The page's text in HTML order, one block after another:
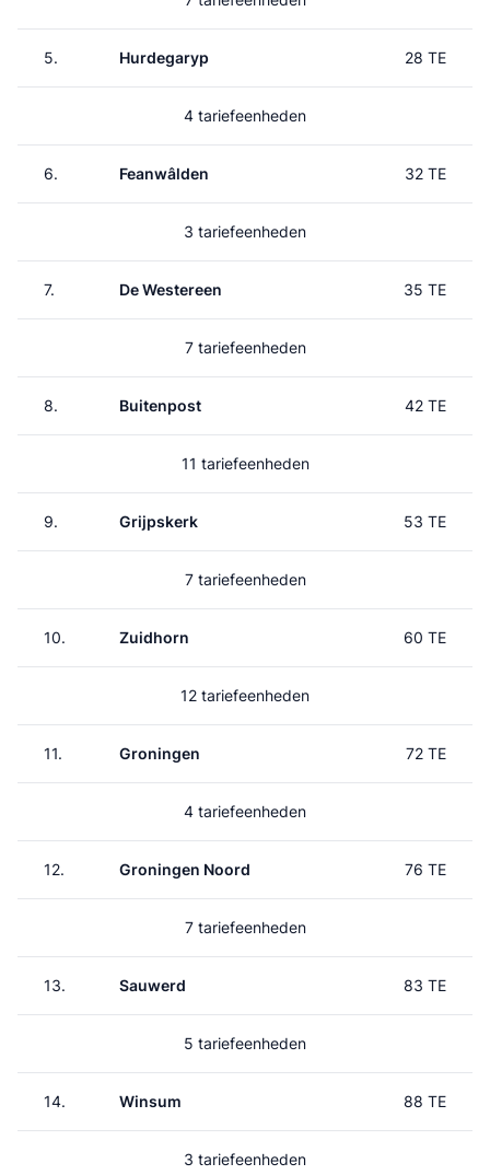
5. Hurdegaryp 28 TE
4 tariefeenheden
6. Feanwâlden 32 TE
3 tariefeenheden
7. De Westereen 35 TE
7 tariefeenheden
8. Buitenpost 42 TE
11 tariefeenheden
9. Grijpskerk 53 TE
7 tariefeenheden
10. Zuidhorn 60 TE
12 tariefeenheden
11. Groningen 72 TE
4 tariefeenheden
12. Groningen Noord 76 TE
7 tariefeenheden
13. Sauwerd 83 TE
5 tariefeenheden
14. Winsum 88 TE
3 tariefeenheden